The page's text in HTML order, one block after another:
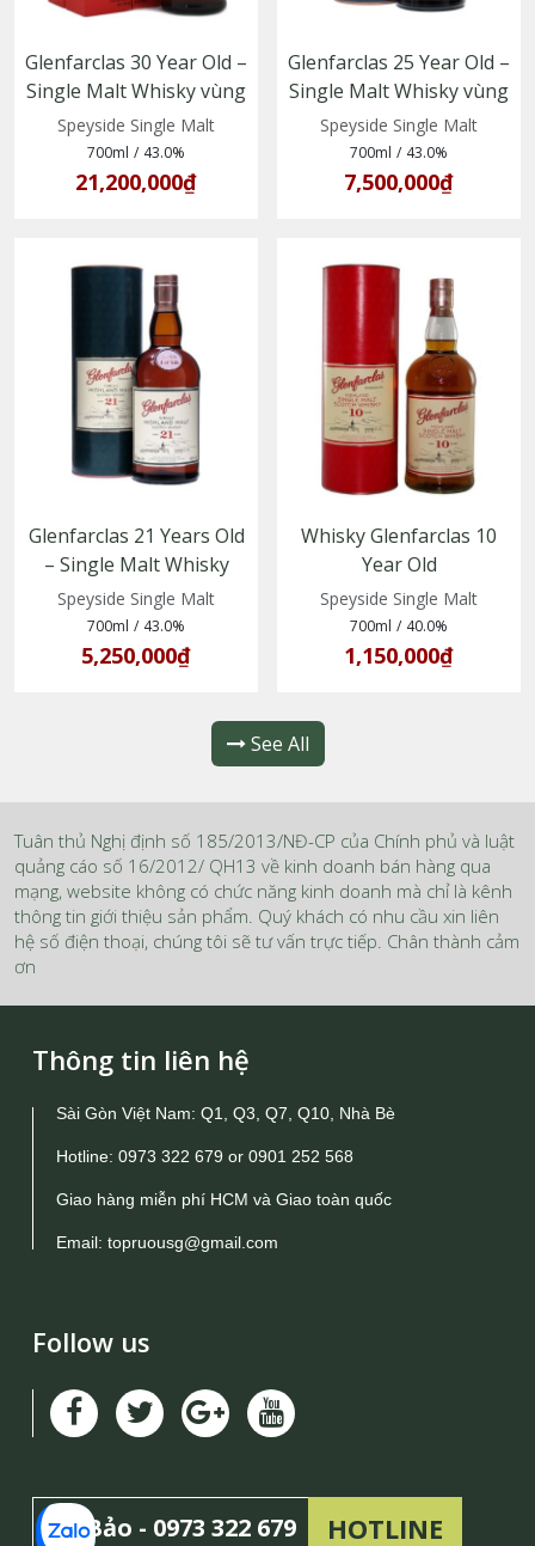
Glenfarclas 30 Year Old –
Single Malt Whisky vùng
Speyside, Scotland
Speyside Single Malt
700ml / 43.0%
21,200,000₫
Glenfarclas 25 Year Old –
Single Malt Whisky vùng
Speyside, trưởng thành
trong thùng sherry
Speyside Single Malt
700ml / 43.0%
7,500,000₫
Glenfarclas 21 Years Old
– Single Malt Whisky
vùng Speyside, Scotland
Speyside Single Malt
700ml / 43.0%
5,250,000₫
Whisky Glenfarclas 10
Year Old
(5018066104018)
Speyside Single Malt
700ml / 40.0%
1,150,000₫
See All
Tuân thủ Nghị định số 185/2013/NĐ-CP của Chính phủ và luật
quảng cáo số 16/2012/ QH13 về kinh doanh bán hàng qua
mạng, website không có chức năng kinh doanh mà chỉ là kênh
thông tin giới thiệu sản phẩm. Quý khách có nhu cầu xin liên
hệ số điện thoại, chúng tôi sẽ tư vấn trực tiếp. Chân thành cảm
ơn
Thông tin liên hệ
Sài Gòn Việt Nam: Q1, Q3, Q7, Q10, Nhà Bè
Hotline: 0973 322 679 or 0901 252 568
Giao hàng miễn phí HCM và Giao toàn quốc
Email: topruousg@gmail.com
Follow us
Mr Bảo - 0973 322 679 HOTLINE